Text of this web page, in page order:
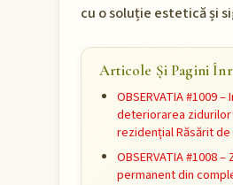
cu o soluție estetică și
Articole Și Pagini
OBSERVATIA #1009
deteriorarea
rezidențial Răsărit de
OBSERVATIA #1008
permanent din